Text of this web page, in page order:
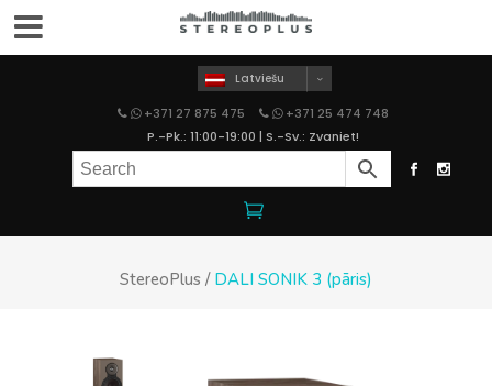
Latviešu
+371 27 875 475
+371 25 474 748
P.-Pk.: 11:00-19:00 | S.-Sv.: Zvaniet!
StereoPlus / DALI SONIK 3 (pāris)